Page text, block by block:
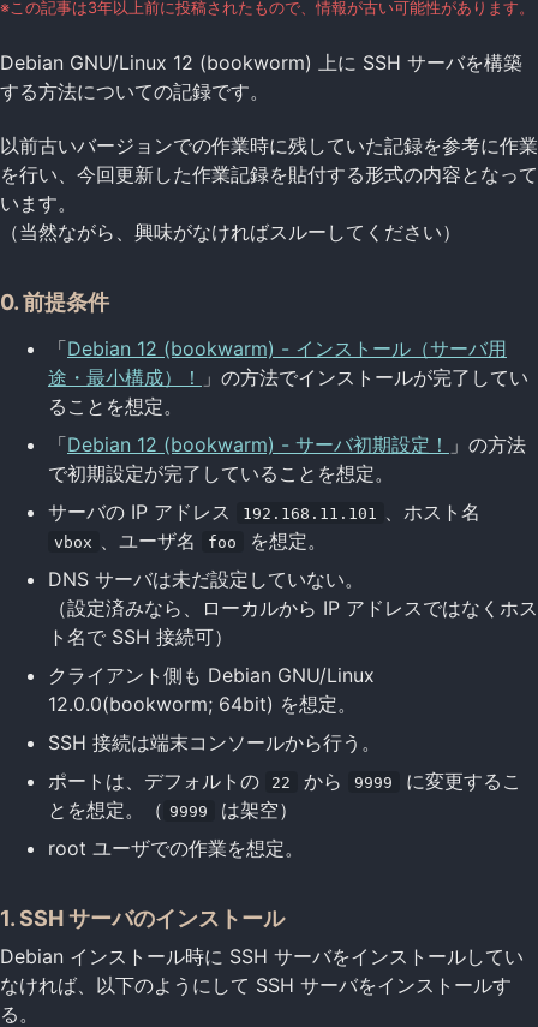
※この記事は3年以上前に投稿されたもので、情報が古い可能性があります。
Debian GNU/Linux 12 (bookworm) 上に SSH サーバを構築
する方法についての記録です。
以前古いバージョンでの作業時に残していた記録を参考に作業
を行い、今回更新した作業記録を貼付する形式の内容となって
います。
（当然ながら、興味がなければスルーしてください）
0. 前提条件
「Debian 12 (bookwarm) - インストール（サーバ用
途・最小構成）！
」の方法でインストールが完了してい
ることを想定。
「Debian 12 (bookwarm) - サーバ初期設定！
」の方法
で初期設定が完了していることを想定。
サーバの IP アドレス
192.168.11.101 、ホスト名
vbox 、ユーザ名 foo
を想定。
DNS サーバは未だ設定していない。
（設定済みなら、ローカルから IP アドレスではなくホス
ト名で SSH 接続可）
クライアント側も Debian GNU/Linux
12.0.0(bookworm; 64bit) を想定。
SSH 接続は端末コンソールから行う。
ポートは、デフォルトの
22 から 9999
に変更するこ
とを想定。（ 9999
は架空）
root ユーザでの作業を想定。
1. SSH サーバのインストール
Debian インストール時に SSH サーバをインストールしてい
なければ、以下のようにして SSH サーバをインストールす
る。